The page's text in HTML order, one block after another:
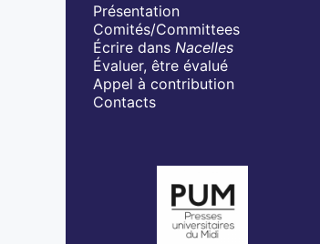
Présentation
Comités/Committees
Écrire dans Nacelles
Évaluer, être évalué
Appel à contribution
Contacts